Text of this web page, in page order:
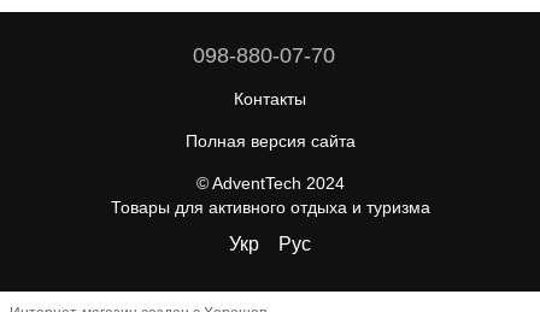
098-880-07-70
Контакты
Полная версия сайта
© AdventTech 2024
Товары для активного отдыха и туризма
Укр Рус